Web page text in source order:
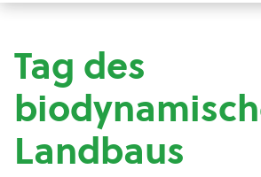
Tag des
Landbaus